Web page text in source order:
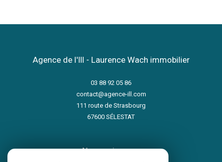
Agence de l'Ill - Laurence Wach immobilier
03 88 92 05 86
contact@agence-ill.com
111 route de Strasbourg
67600
SÉLESTAT
nous suivre sur